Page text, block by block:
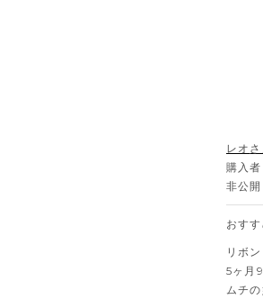
レオ
購入者
非公開
リボ
5ヶ月
ムチ